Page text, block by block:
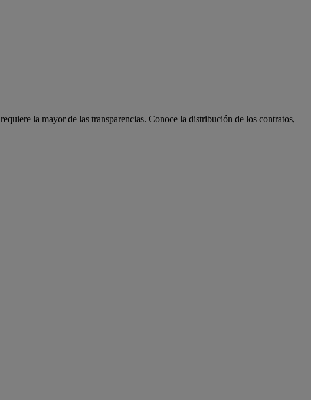
la mayor de las transparencias. Conoce la distribución de los contratos,